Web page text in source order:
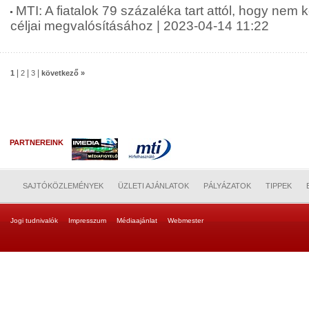
MTI: A fiatalok 79 százaléka tart attól, hogy nem
céljai megvalósításához | 2023-04-14 11:22
1 2 3 következő »
PARTNEREINK
SAJTÓKÖZLEMÉNYEK ÜZLETI AJÁNLATOK PÁLYÁZATOK TIPPEK
Jogi tudnivalók Impresszum Médiaajánlat Webmester